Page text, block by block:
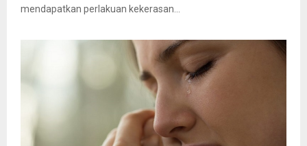
mendapatkan perlakuan kekerasan...